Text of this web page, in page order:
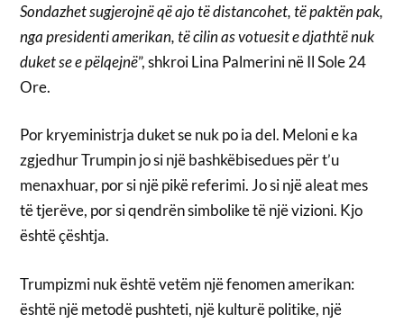
Sondazhet sugjerojnë që ajo të distancohet, të paktën pak,
nga presidenti amerikan, të cilin as votuesit e djathtë nuk
duket se e pëlqejnë”, shkroi Lina Palmerini në Il Sole 24
Ore.
Por kryeministrja duket se nuk po ia del. Meloni e ka
zgjedhur Trumpin jo si një bashkëbisedues për t’u
menaxhuar, por si një pikë referimi. Jo si një aleat mes
të tjerëve, por si qendrën simbolike të një vizioni. Kjo
është çështja.
Trumpizmi nuk është vetëm një fenomen amerikan:
është një metodë pushteti, një kulturë politike, një